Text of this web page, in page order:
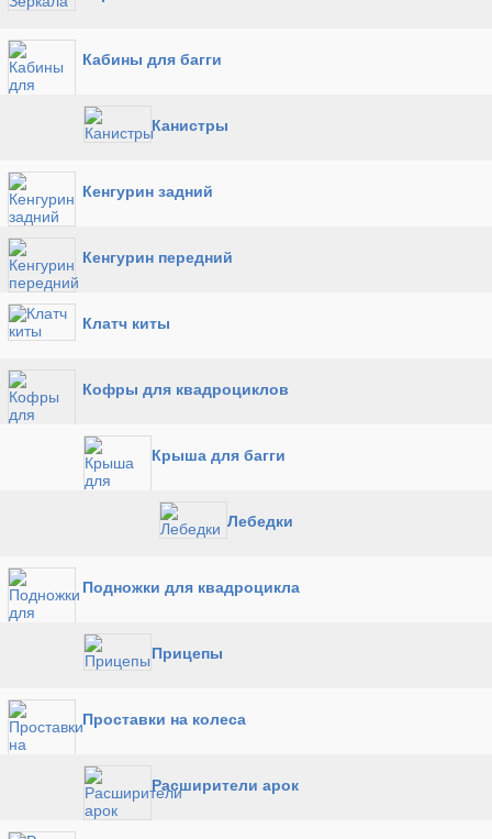
Кабины для багги
Канистры
Кенгурин задний
Кенгурин передний
Клатч киты
Кофры для квадроциклов
Крыша для багги
Лебедки
Подножки для квадроцикла
Прицепы
Проставки на колеса
Расширители арок